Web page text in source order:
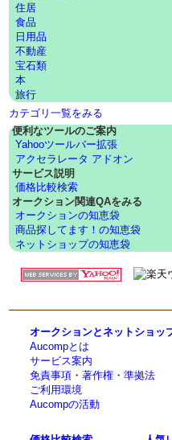
住居
食品
日用品
不動産
宝石類
本
旅行
カテゴリ一覧をみる
便利なツールのご案内
Yahooツールバー拡張
アクセラレータ アドオン
サービス説明
価格比較検索
オークション関連QAをみる
オークションの知恵袋
商品探してます！の知恵袋
ネットショップの知恵袋
オークションとネットショ
Aucompとは
サービス案内
免責事項・著作権・準拠法
ご利用環境
Aucompの活動